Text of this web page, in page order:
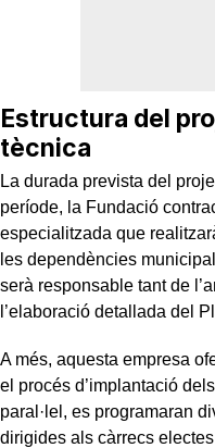
Estructura del
tècnica
La durada prevista del
període, la Fundació
especialitzada que
les dependències
serà responsable tant de
l’elaboració detallada del
A més, aquesta empresa
el procés d’implantació
paral·lel, es programaran
dirigides als càrrecs